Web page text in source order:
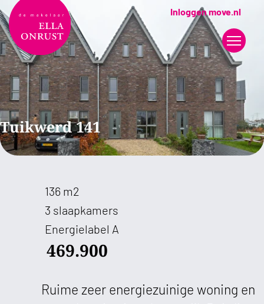
Inloggen move.nl
Tuikwerd 141
136 m2
3 slaapkamers
Energielabel A
469.900
Ruime zeer energiezuinige woning en